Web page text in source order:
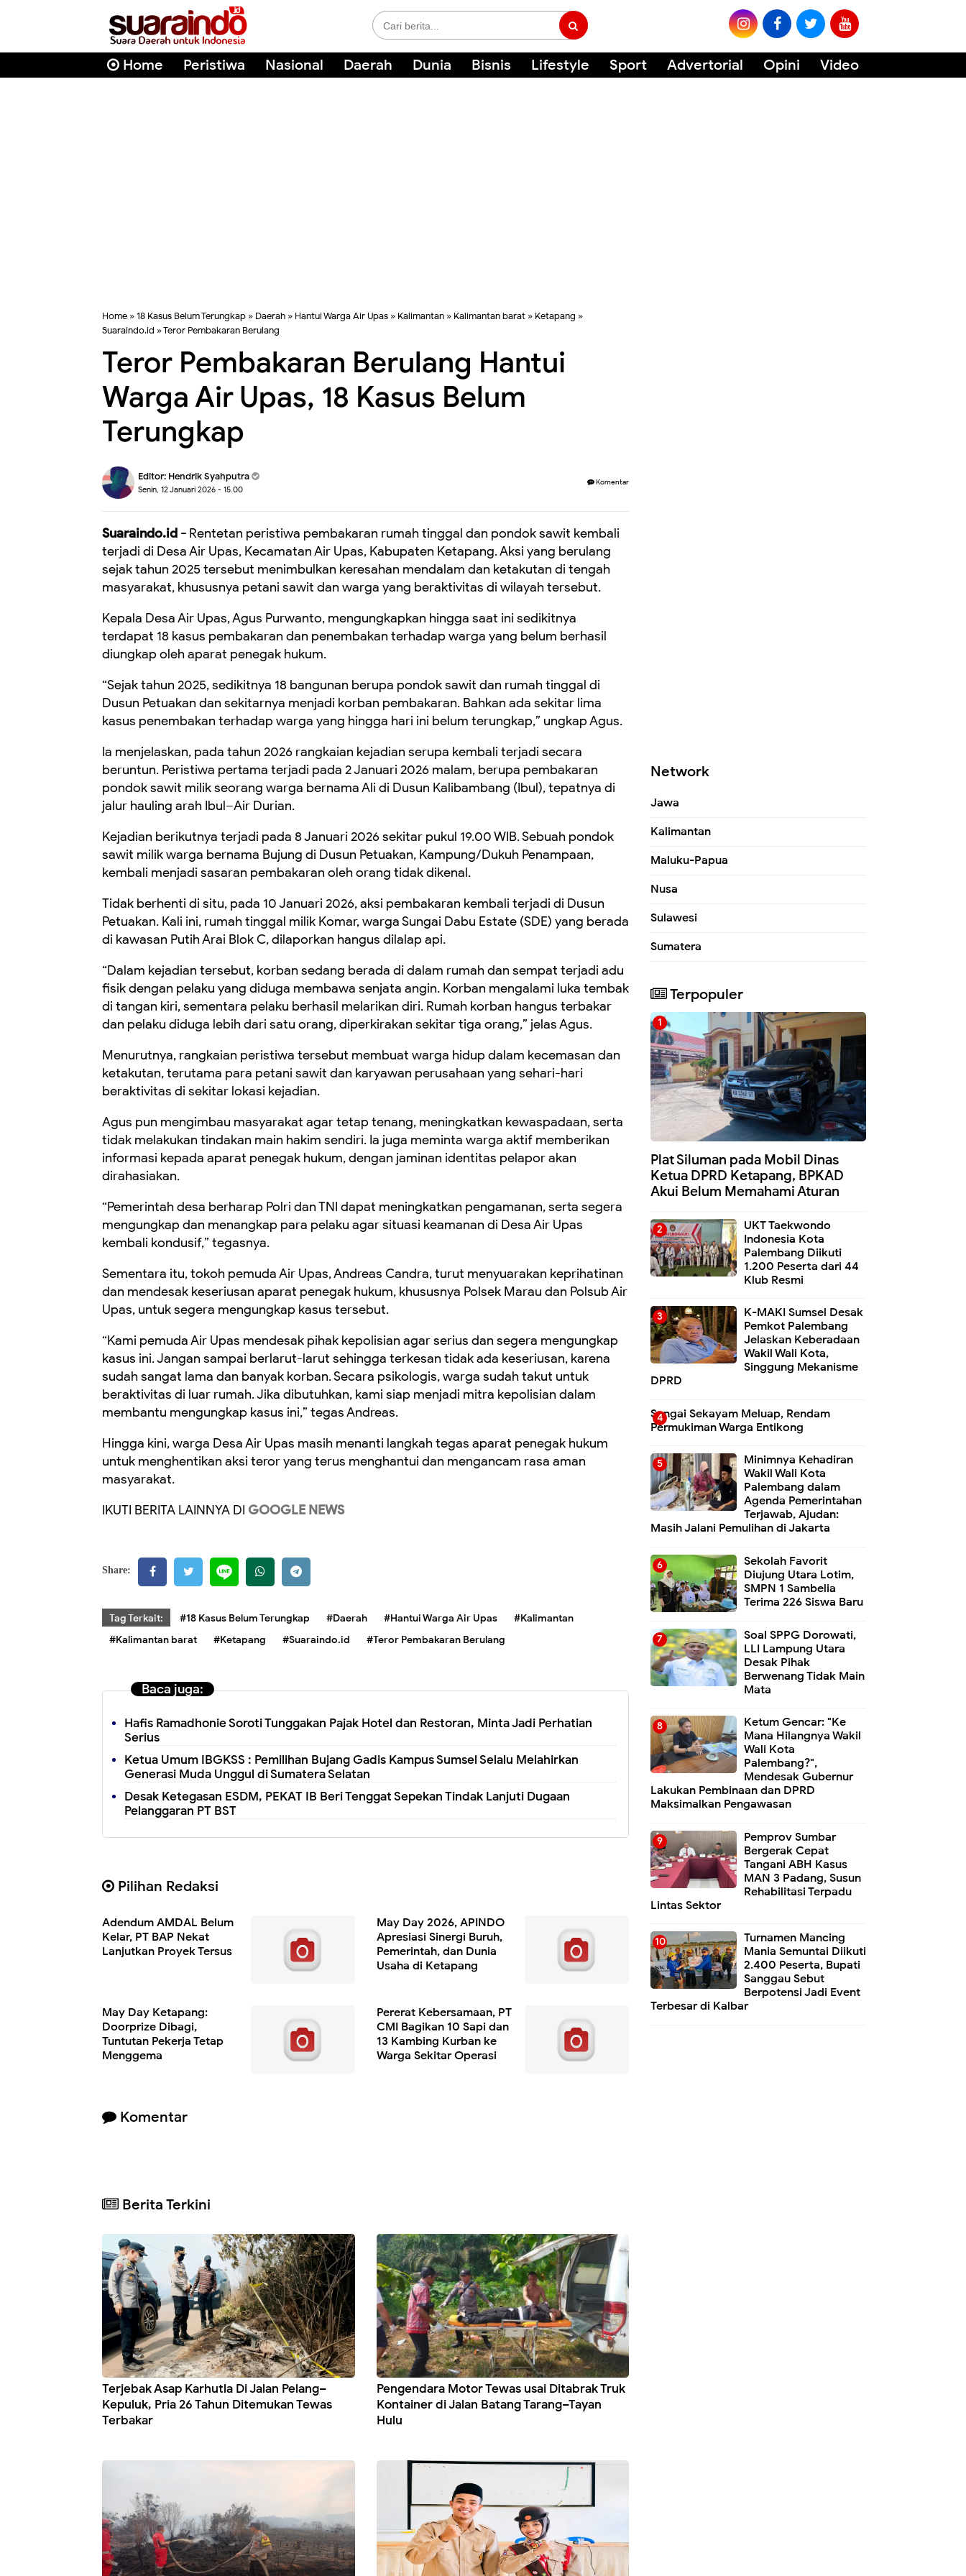
Home Peristiwa Nasional Daerah Dunia Bisnis Lifestyle Sport Advertorial Opini Video
Home »18 Kasus Belum Terungkap » Daerah » Hantui Warga Air Upas » Kalimantan » Kalimantan barat » Ketapang »
Suaraindo.id »Teror Pembakaran Berulang
Teror Pembakaran Berulang Hantui
Warga Air Upas, 18 Kasus Belum
Terungkap
Editor: Hendrik Syahputra
Senin, 12 Januari 2026 - 15.00
Komentar
Suaraindo.id - Rentetan peristiwa pembakaran rumah tinggal dan pondok sawit kembali
terjadi di Desa Air Upas, Kecamatan Air Upas, Kabupaten Ketapang. Aksi yang berulang
sejak tahun 2025 tersebut menimbulkan keresahan mendalam dan ketakutan di tengah
masyarakat, khususnya petani sawit dan warga yang beraktivitas di wilayah tersebut.
Kepala Desa Air Upas, Agus Purwanto, mengungkapkan hingga saat ini sedikitnya
terdapat 18 kasus pembakaran dan penembakan terhadap warga yang belum berhasil
diungkap oleh aparat penegak hukum.
“Sejak tahun 2025, sedikitnya 18 bangunan berupa pondok sawit dan rumah tinggal di
Dusun Petuakan dan sekitarnya menjadi korban pembakaran. Bahkan ada sekitar lima
kasus penembakan terhadap warga yang hingga hari ini belum terungkap,” ungkap Agus.
Ia menjelaskan, pada tahun 2026 rangkaian kejadian serupa kembali terjadi secara
beruntun. Peristiwa pertama terjadi pada 2 Januari 2026 malam, berupa pembakaran
pondok sawit milik seorang warga bernama Ali di Dusun Kalibambang (Ibul), tepatnya di
jalur hauling arah Ibul–Air Durian.
Kejadian berikutnya terjadi pada 8 Januari 2026 sekitar pukul 19.00 WIB. Sebuah pondok
sawit milik warga bernama Bujung di Dusun Petuakan, Kampung/Dukuh Penampaan,
kembali menjadi sasaran pembakaran oleh orang tidak dikenal.
Tidak berhenti di situ, pada 10 Januari 2026, aksi pembakaran kembali terjadi di Dusun
Petuakan. Kali ini, rumah tinggal milik Komar, warga Sungai Dabu Estate (SDE) yang berada
di kawasan Putih Arai Blok C, dilaporkan hangus dilalap api.
“Dalam kejadian tersebut, korban sedang berada di dalam rumah dan sempat terjadi adu
fisik dengan pelaku yang diduga membawa senjata angin. Korban mengalami luka tembak
di tangan kiri, sementara pelaku berhasil melarikan diri. Rumah korban hangus terbakar
dan pelaku diduga lebih dari satu orang, diperkirakan sekitar tiga orang,” jelas Agus.
Menurutnya, rangkaian peristiwa tersebut membuat warga hidup dalam kecemasan dan
ketakutan, terutama para petani sawit dan karyawan perusahaan yang sehari-hari
beraktivitas di sekitar lokasi kejadian.
Agus pun mengimbau masyarakat agar tetap tenang, meningkatkan kewaspadaan, serta
tidak melakukan tindakan main hakim sendiri. Ia juga meminta warga aktif memberikan
informasi kepada aparat penegak hukum, dengan jaminan identitas pelapor akan
dirahasiakan.
“Pemerintah desa berharap Polri dan TNI dapat meningkatkan pengamanan, serta segera
mengungkap dan menangkap para pelaku agar situasi keamanan di Desa Air Upas
kembali kondusif,” tegasnya.
Sementara itu, tokoh pemuda Air Upas, Andreas Candra, turut menyuarakan keprihatinan
dan mendesak keseriusan aparat penegak hukum, khususnya Polsek Marau dan Polsub Air
Upas, untuk segera mengungkap kasus tersebut.
“Kami pemuda Air Upas mendesak pihak kepolisian agar serius dan segera mengungkap
kasus ini. Jangan sampai berlarut-larut sehingga terkesan tidak ada keseriusan, karena
sudah sangat lama dan banyak korban. Secara psikologis, warga sudah takut untuk
beraktivitas di luar rumah. Jika dibutuhkan, kami siap menjadi mitra kepolisian dalam
membantu mengungkap kasus ini,” tegas Andreas.
Hingga kini, warga Desa Air Upas masih menanti langkah tegas aparat penegak hukum
untuk menghentikan aksi teror yang terus menghantui dan mengancam rasa aman
masyarakat.
IKUTI BERITA LAINNYA DI GOOGLE NEWS
Share:
Tag Terkait: #18 Kasus Belum Terungkap #Daerah #Hantui Warga Air Upas
#Kalimantan
#Kalimantan barat
#Ketapang #Suaraindo.id #Teror Pembakaran Berulang
Baca juga:
Hafis Ramadhonie Soroti Tunggakan Pajak Hotel dan Restoran, Minta Jadi Perhatian
Serius
Ketua Umum IBGKSS : Pemilihan Bujang Gadis Kampus Sumsel Selalu Melahirkan
Generasi Muda Unggul di Sumatera Selatan
Desak Ketegasan ESDM, PEKAT IB Beri Tenggat Sepekan Tindak Lanjuti Dugaan
Pelanggaran PT BST
Pilihan Redaksi
Adendum AMDAL Belum
Kelar, PT BAP Nekat
Lanjutkan Proyek Tersus
May Day 2026, APINDO
Apresiasi Sinergi Buruh,
Pemerintah, dan Dunia
Usaha di Ketapang
May Day Ketapang:
Doorprize Dibagi,
Tuntutan Pekerja Tetap
Menggema
Pererat Kebersamaan, PT
CMI Bagikan 10 Sapi dan
13 Kambing Kurban ke
Warga Sekitar Operasi
Komentar
Berita Terkini
Terjebak Asap Karhutla Di Jalan Pelang–
Kepuluk, Pria 26 Tahun Ditemukan Tewas
Terbakar
Pengendara Motor Tewas usai Ditabrak Truk
Kontainer di Jalan Batang Tarang–Tayan
Hulu
Network
Jawa
Kalimantan
Maluku-Papua
Nusa
Sulawesi
Sumatera
Terpopuler
Plat Siluman pada Mobil Dinas
Ketua DPRD Ketapang, BPKAD
Akui Belum Memahami Aturan
UKT Taekwondo
Indonesia Kota
Palembang Diikuti
1.200 Peserta dari 44
Klub Resmi
K-MAKI Sumsel Desak
Pemkot Palembang
Jelaskan Keberadaan
Wakil Wali Kota,
Singgung Mekanisme
DPRD
Sungai Sekayam Meluap, Rendam
Permukiman Warga Entikong
Minimnya Kehadiran
Wakil Wali Kota
Palembang dalam
Agenda Pemerintahan
Terjawab, Ajudan:
Masih Jalani Pemulihan di Jakarta
Sekolah Favorit
Diujung Utara Lotim,
SMPN 1 Sambelia
Terima 226 Siswa Baru ‎
Soal SPPG Dorowati,
LLI Lampung Utara
Desak Pihak
Berwenang Tidak Main
Mata
Ketum Gencar: "Ke
Mana Hilangnya Wakil
Wali Kota
Palembang?",
Mendesak Gubernur
Lakukan Pembinaan dan DPRD
Maksimalkan Pengawasan
Pemprov Sumbar
Bergerak Cepat
Tangani ABH Kasus
MAN 3 Padang, Susun
Rehabilitasi Terpadu
Lintas Sektor
Turnamen Mancing
Mania Semuntai Diikuti
2.400 Peserta, Bupati
Sanggau Sebut
Berpotensi Jadi Event
Terbesar di Kalbar